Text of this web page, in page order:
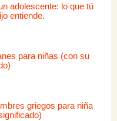
adolescente: lo que tú
entiende.
para niñas (con su
griegos para niña